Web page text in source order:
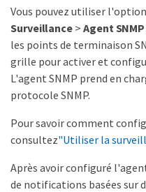
Vous pouvez utiliser l'option
Surveillance >Agent SNMP
les points de terminaison
grille pour activer et
L'agent SNMP prend en
protocole SNMP.
Pour savoir comment
consultez"Utiliser la
Après avoir configuré
de notifications basées sur